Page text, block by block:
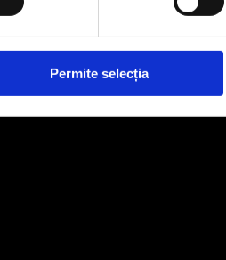
Permite selecția